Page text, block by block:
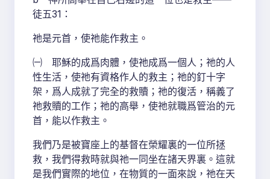
徒五31：
祂是元首，使祂能作救主。
㈠ 耶穌的成爲肉體，使祂成爲一個人；祂的人
性生活，使祂有資格作人的救主；祂的釘十字
架，爲人成就了完全的救贖；祂的復活，稱義了
祂救贖的工作；祂的高舉，使祂就職爲管治的元
首，能以作救主。
我們乃是被寶座上的基督在榮耀裏的一位所拯
救，我們得救時就與祂一同坐在諸天界裏。這就
是我們實際的地位，在物質的一面來說，祂在天